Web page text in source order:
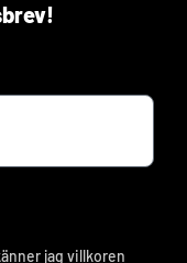
jag villkoren